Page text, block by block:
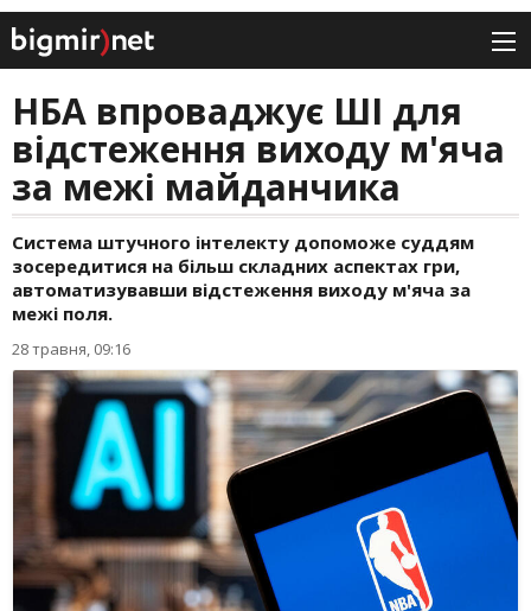
НБА впроваджує ШІ для
відстеження виходу м'яча
за межі майданчика
Система штучного інтелекту допоможе суддям
зосередитися на більш складних аспектах гри,
автоматизувавши відстеження виходу м'яча за
межі поля.
28 травня, 09:16